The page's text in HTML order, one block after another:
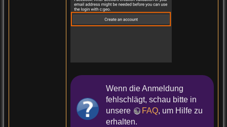
Wenn die Anmeldung
fehlschlägt, schau bitte in
unsere
FAQ, um Hilfe zu
erhalten.